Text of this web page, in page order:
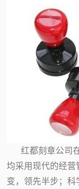
红都刻章公司在
均采用现代的经
变，领先半步；